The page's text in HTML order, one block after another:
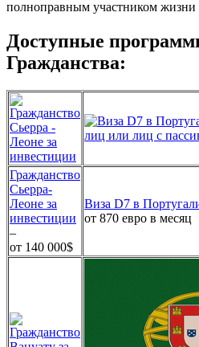
полноправным участником жизни
Доступные
Гражданства:
Гражданство
Сьерра-
Леоне за
инвестиции
–
от 140 000$
Виза D7 в
от 870 евро в месяц